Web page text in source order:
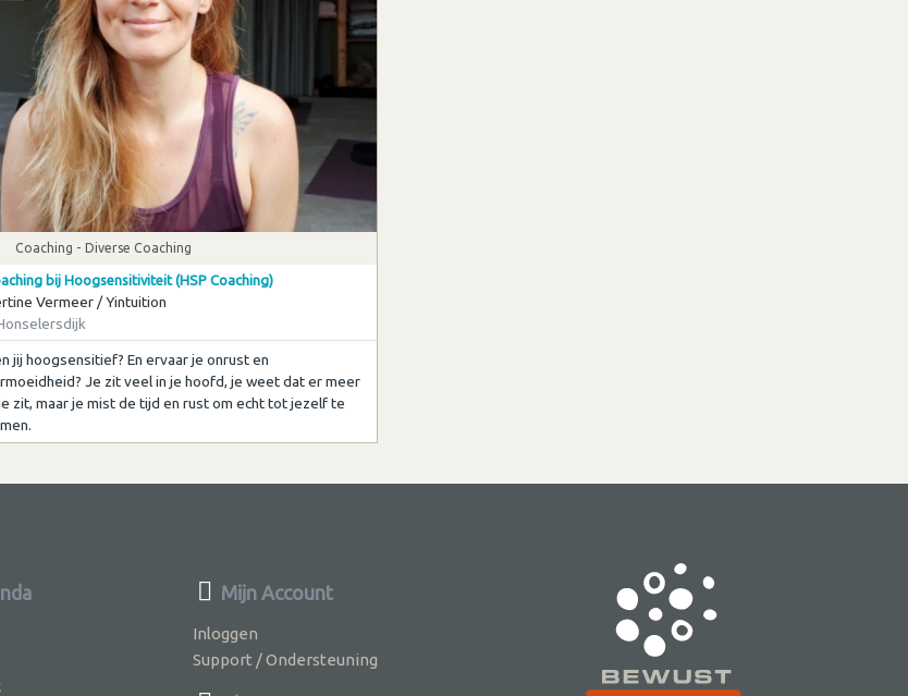
Coaching - Diverse Coaching
bij Hoogsensitiviteit (HSP Coaching)
Vermeer / Yintuition
jij hoogsensitief? En ervaar je onrust en
Je zit veel in je hoofd, je weet dat er meer
zit, maar je mist de tijd en rust om echt tot jezelf te
Mijn Account
Inloggen
Support / Ondersteuning